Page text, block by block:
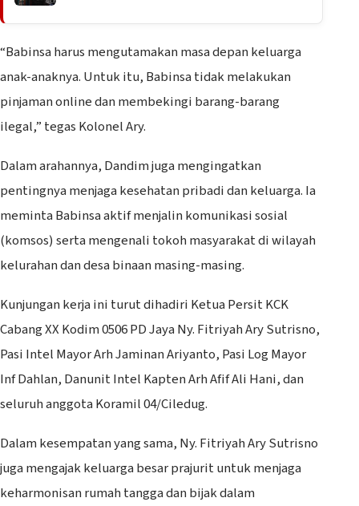
“Babinsa harus mengutamakan masa depan keluarga
anak-anaknya. Untuk itu, Babinsa tidak melakukan
pinjaman online dan membekingi barang-barang
ilegal,” tegas Kolonel Ary.
Dalam arahannya, Dandim juga mengingatkan
pentingnya menjaga kesehatan pribadi dan keluarga. Ia
meminta Babinsa aktif menjalin komunikasi sosial
(komsos) serta mengenali tokoh masyarakat di wilayah
kelurahan dan desa binaan masing-masing.
Kunjungan kerja ini turut dihadiri Ketua Persit KCK
Cabang XX Kodim 0506 PD Jaya Ny. Fitriyah Ary Sutrisno,
Pasi Intel Mayor Arh Jaminan Ariyanto, Pasi Log Mayor
Inf Dahlan, Danunit Intel Kapten Arh Afif Ali Hani, dan
seluruh anggota Koramil 04/Ciledug.
Dalam kesempatan yang sama, Ny. Fitriyah Ary Sutrisno
juga mengajak keluarga besar prajurit untuk menjaga
keharmonisan rumah tangga dan bijak dalam